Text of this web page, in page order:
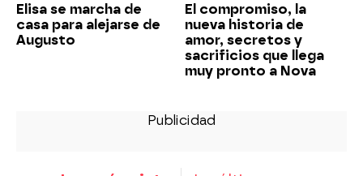
Elisa se marcha de
casa para alejarse de
Augusto
El compromiso, la
nueva historia de
amor, secretos y
sacrificios que llega
muy pronto a Nova